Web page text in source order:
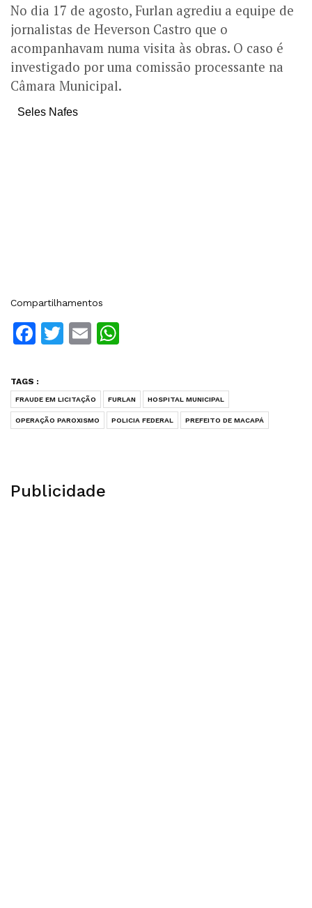
No dia 17 de agosto, Furlan agrediu a equipe de
jornalistas de Heverson Castro que o
acompanhavam numa visita às obras. O caso é
investigado por uma comissão processante na
Câmara Municipal.
Seles Nafes
Compartilhamentos
Facebook
Twitter
Email
TAGS :
FRAUDE EM LICITAÇÃO FURLAN HOSPITAL MUNICIPAL
OPERAÇÃO PAROXISMO POLICIA FEDERAL PREFEITO DE MACAPÁ
Publicidade